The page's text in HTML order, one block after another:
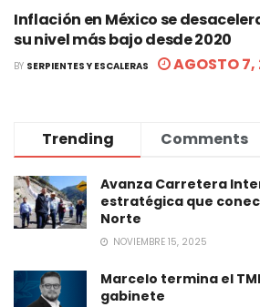
Inflación en México se
su nivel más bajo desde 2020
BY SERPIENTES Y ESCALERAS AGOSTO
Trending Comments
Avanza Carretera
estratégica que
Norte
NOVIEMBRE 15, 2025
Marcelo termina el
gabinete